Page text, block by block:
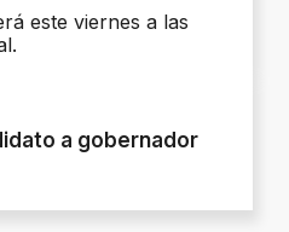
este viernes a las
a gobernador